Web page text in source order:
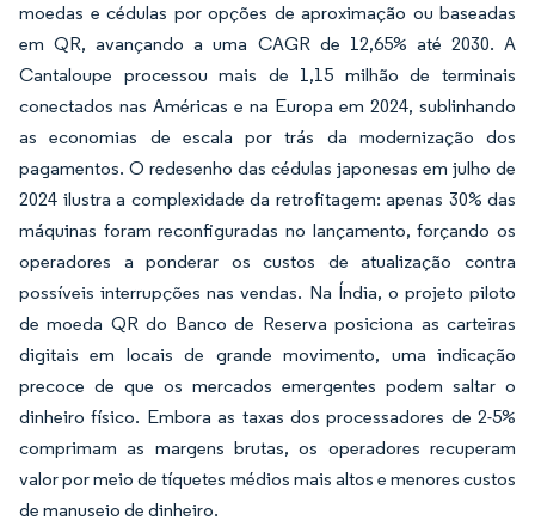
moedas e cédulas por opções de aproximação ou baseadas
em QR, avançando a uma CAGR de 12,65% até 2030. A
Cantaloupe processou mais de 1,15 milhão de terminais
conectados nas Américas e na Europa em 2024, sublinhando
as economias de escala por trás da modernização dos
pagamentos. O redesenho das cédulas japonesas em julho de
2024 ilustra a complexidade da retrofitagem: apenas 30% das
máquinas foram reconfiguradas no lançamento, forçando os
operadores a ponderar os custos de atualização contra
possíveis interrupções nas vendas. Na Índia, o projeto piloto
de moeda QR do Banco de Reserva posiciona as carteiras
digitais em locais de grande movimento, uma indicação
precoce de que os mercados emergentes podem saltar o
dinheiro físico. Embora as taxas dos processadores de 2-5%
comprimam as margens brutas, os operadores recuperam
valor por meio de tíquetes médios mais altos e menores custos
de manuseio de dinheiro.